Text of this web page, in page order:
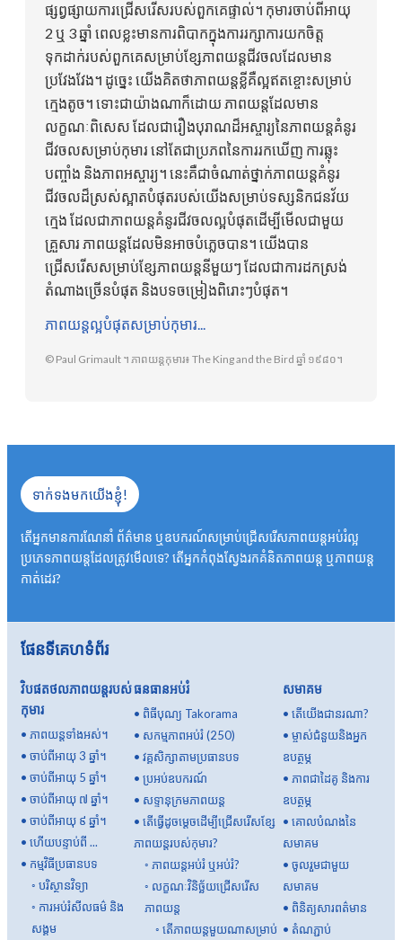
ផ្សព្វផ្សាយការជ្រើសរើសរបស់ពួកគេផ្ទាល់។ កុមារចាប់ពីអាយុ
2 ឬ 3 ឆ្នាំ ពេលខ្លះមានការពិបាកក្នុងការរក្សាការយកចិត្ត
ទុកដាក់របស់ពួកគេសម្រាប់ខ្សែភាពយន្តជីវចលដែលមាន
ប្រវែងវែង។ ដូច្នេះ យើង​គិត​ថា​ភាពយន្ត​ខ្លី​គឺ​ល្អ​ឥត​ខ្ចោះ​សម្រាប់​
ក្មេង​តូច។ ទោះជាយ៉ាងណាក៏ដោយ ភាពយន្តដែលមាន
លក្ខណៈពិសេស ដែលជារឿងបុរាណដ៏អស្ចារ្យនៃភាពយន្តគំនូរ
ជីវចលសម្រាប់កុមារ នៅតែជាប្រភពនៃការរកឃើញ ការឆ្លុះ
បញ្ចាំង និងភាពអស្ចារ្យ។ នេះគឺជាចំណាត់ថ្នាក់ភាពយន្តគំនូរ
ជីវចលដ៏ស្រស់ស្អាតបំផុតរបស់យើងសម្រាប់ទស្សនិកជនវ័យ
ក្មេង ដែលជាភាពយន្តគំនូរជីវចលល្អបំផុតដើម្បីមើលជាមួយ
គ្រួសារ ភាពយន្តដែលមិនអាចបំភ្លេចបាន។ យើងបាន
ជ្រើសរើសសម្រាប់ខ្សែភាពយន្តនីមួយៗ ដែលជាការដកស្រង់
តំណាងច្រើនបំផុត និងបទចម្រៀងពិរោះៗបំផុត។
ភាពយន្ត​ល្អ​បំផុត​សម្រាប់​កុមារ...
© Paul Grimault ។ ភាពយន្តកុមារ៖ The King and the Bird ឆ្នាំ ១៩៨០។
ទាក់ទងមកយើងខ្ញុំ!
តើអ្នកមានការណែនាំ ព័ត៌មាន ឬឧបករណ៍សម្រាប់ជ្រើសរើសភាពយន្តអប់រំល្អ
ប្រភេទភាពយន្តដែលត្រូវមើលទេ? តើ​អ្នក​កំពុង​ស្វែង​រក​គំនិត​ភាពយន្ត ឬ​ភាពយន្ត​
កាត់​ដេរ?
ផែនទីគេហទំព័រ
វិបផតថលភាពយន្តរបស់
កុមារ
• ភាពយន្តទាំងអស់។
• ចាប់ពីអាយុ 3 ឆ្នាំ។
• ចាប់ពីអាយុ 5 ឆ្នាំ។
• ចាប់ពីអាយុ ៧ ឆ្នាំ។
• ចាប់ពីអាយុ ៩ ឆ្នាំ។
• ហើយបន្ទាប់ពី ...
• កម្មវិធីប្រធានបទ
◦ បរិស្ថានវិទ្យា
◦ ការអប់រំសីលធម៌ និង
សង្គម
ធនធានអប់រំ
• ពិធីបុណ្យ Takorama
• សកម្មភាពអប់រំ (250)
• វគ្គសិក្សាតាមប្រធានបទ
• ប្រអប់ឧបករណ៍
• សទ្ទានុក្រមភាពយន្ត
• តើធ្វើដូចម្តេចដើម្បីជ្រើសរើសខ្សែ
ភាពយន្តរបស់កុមារ?
◦ ភាពយន្តអប់រំ ឬអប់រំ?
◦ លក្ខណៈវិនិច្ឆ័យជ្រើសរើស
ភាពយន្ត
◦ តើ​ភាពយន្ត​មួយ​ណា​សម្រាប់​
សមាគម
•តើយើងជានរណា?
•ម្ចាស់ជំនួយនិងអ្នក
ឧបត្ថម្ភ
•ភាពជាដៃគូ និងការ
ឧបត្ថម្ភ
•គោលបំណងនៃ
សមាគម
•ចូលរួមជាមួយ
សមាគម
• ពិនិត្យសារពត៌មាន
• តំណភ្ជាប់